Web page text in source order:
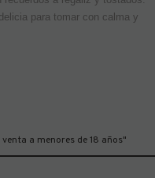
para tomar con calma y
a menores de 18 años"